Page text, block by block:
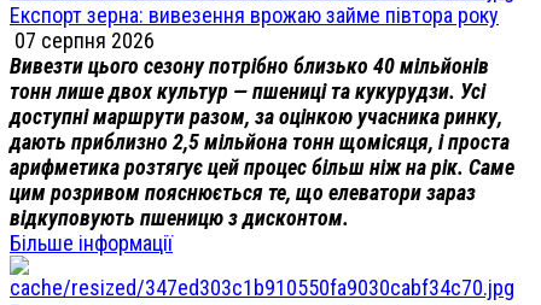
Експорт зерна: вивезення врожаю займе півтора року
07 серпня 2026
Вивезти цього сезону потрібно близько 40 мільйонів
тонн лише двох культур — пшениці та кукурудзи. Усі
доступні маршрути разом, за оцінкою учасника ринку,
дають приблизно 2,5 мільйона тонн щомісяця, і проста
арифметика розтягує цей процес більш ніж на рік. Саме
цим розривом пояснюється те, що елеватори зараз
відкуповують пшеницю з дисконтом.
Більше інформації